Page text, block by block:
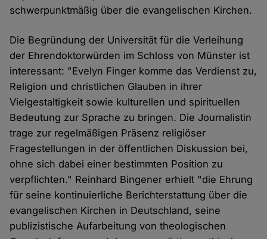
schwerpunktmäßig über die evangelischen Kirchen.
Die Begründung der Universität für die Verleihung
der Ehrendoktorwürden im Schloss von Münster ist
interessant: "Evelyn Finger komme das Verdienst zu,
Religion und christlichen Glauben in ihrer
Vielgestaltigkeit sowie kulturellen und spirituellen
Bedeutung zur Sprache zu bringen. Die Journalistin
trage zur regelmäßigen Präsenz religiöser
Fragestellungen in der öffentlichen Diskussion bei,
ohne sich dabei einer bestimmten Position zu
verpflichten." Reinhard Bingener erhielt "die Ehrung
für seine kontinuierliche Berichterstattung über die
evangelischen Kirchen in Deutschland, seine
publizistische Aufarbeitung von theologischen